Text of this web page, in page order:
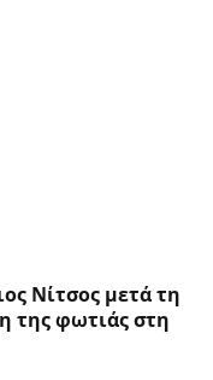
Νίτσος μετά τη
της φωτιάς στη